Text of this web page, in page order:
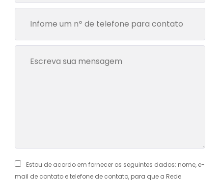
Estou de acordo em fornecer os seguintes dados: nome, e-
mail de contato e telefone de contato, para que a Rede